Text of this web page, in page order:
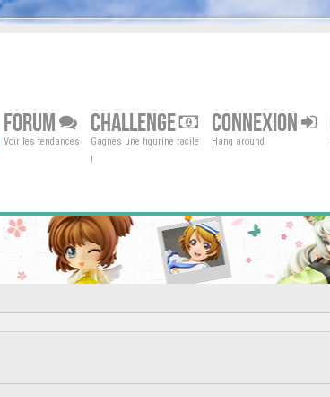
FORUM
Voir les tendances
CHALLENGE
Gagnes une figurine facile
!
CONNEXION
Hang around